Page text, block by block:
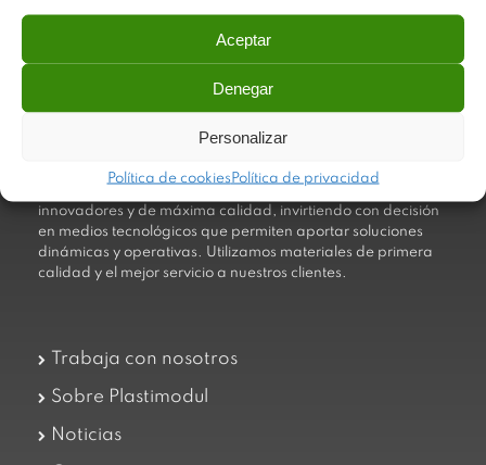
Aceptar
Denegar
Personalizar
Política de cookies Política de privacidad
Plastimodul tiene como objetivo ofrecer productos
innovadores y de máxima calidad, invirtiendo con decisión
en medios tecnológicos que permiten aportar soluciones
dinámicas y operativas. Utilizamos materiales de primera
calidad y el mejor servicio a nuestros clientes.
Trabaja con nosotros
Sobre Plastimodul
Noticias